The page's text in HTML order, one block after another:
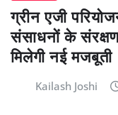
ग्रीन एजी
संसाधनों के
मिलेगी नई मजबूती
Kailash Joshi